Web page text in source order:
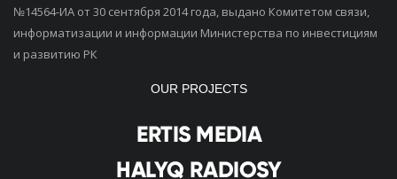
№14564-ИА от 30 сентября 2014 года, выдано Комитетом связи,
информатизации и информации Министерства по инвестициям
и развитию РК
OUR PROJECTS